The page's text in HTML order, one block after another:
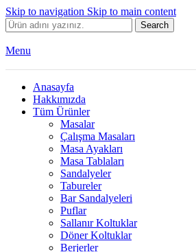
Skip to navigation Skip to main content
Search
Menu
Anasayfa
Hakkımızda
Tüm Ürünler
Masalar
Çalışma Masaları
Masa Ayakları
Masa Tablaları
Sandalyeler
Tabureler
Bar Sandalyeleri
Puflar
Sallanır Koltuklar
Döner Koltuklar
Berjerler